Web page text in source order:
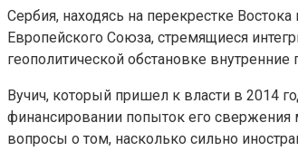
Сербия, находясь на перекрестке
Европейского Союза, стремящиеся
геополитической обстановке
Вучич, который пришел к власти в 2014
финансировании попыток его
вопросы о том, насколько сильно